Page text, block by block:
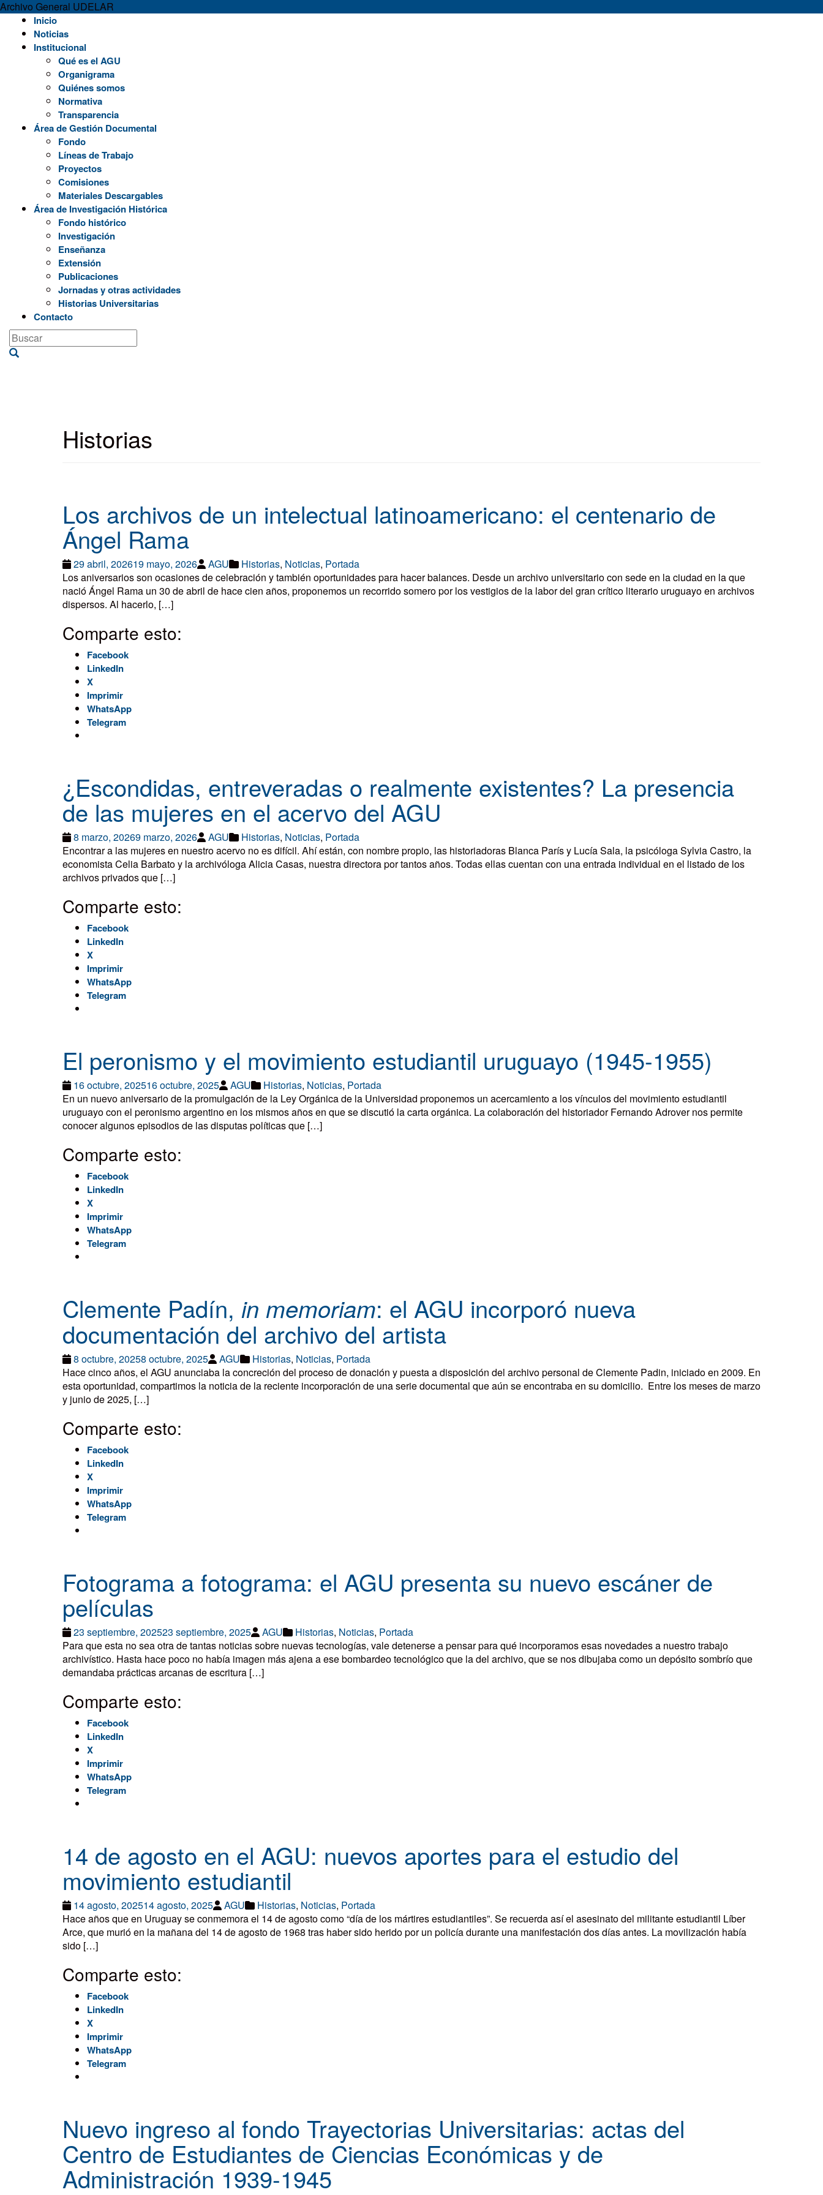
Archivo General UDELAR
content
Inicio
Noticias
Institucional
Qué es el AGU
Organigrama
Quiénes somos
Normativa
Transparencia
Área de Gestión Documental
Fondo
Líneas de Trabajo
Proyectos
Comisiones
Materiales Descargables
Área de Investigación Histórica
Fondo histórico
Investigación
Enseñanza
Extensión
Publicaciones
Jornadas y otras actividades
Historias Universitarias
Contacto
Historias
Los archivos de un intelectual latinoamericano: el centenario de
Ángel Rama
29 abril, 202619 mayo, 2026 AGU Historias, Noticias, Portada
Los aniversarios son ocasiones de celebración y también oportunidades para hacer balances. Desde un archivo universitario con sede en la ciudad en la que
nació Ángel Rama un 30 de abril de hace cien años, proponemos un recorrido somero por los vestigios de la labor del gran crítico literario uruguayo en archivos
dispersos. Al hacerlo, […]
Comparte esto:
Facebook
LinkedIn
X
Imprimir
WhatsApp
Telegram
¿Escondidas, entreveradas o realmente existentes? La presencia
de las mujeres en el acervo del AGU
8 marzo, 20269 marzo, 2026 AGU Historias, Noticias, Portada
Encontrar a las mujeres en nuestro acervo no es difícil. Ahí están, con nombre propio, las historiadoras Blanca París y Lucía Sala, la psicóloga Sylvia Castro, la
economista Celia Barbato y la archivóloga Alicia Casas, nuestra directora por tantos años. Todas ellas cuentan con una entrada individual en el listado de los
archivos privados que […]
Comparte esto:
Facebook
LinkedIn
X
Imprimir
WhatsApp
Telegram
El peronismo y el movimiento estudiantil uruguayo (1945-1955)
16 octubre, 202516 octubre, 2025 AGU Historias, Noticias, Portada
En un nuevo aniversario de la promulgación de la Ley Orgánica de la Universidad proponemos un acercamiento a los vínculos del movimiento estudiantil
uruguayo con el peronismo argentino en los mismos años en que se discutió la carta orgánica. La colaboración del historiador Fernando Adrover nos permite
conocer algunos episodios de las disputas políticas que […]
Comparte esto:
Facebook
LinkedIn
X
Imprimir
WhatsApp
Telegram
Clemente Padín, in memoriam: el AGU incorporó nueva
documentación del archivo del artista
8 octubre, 20258 octubre, 2025 AGU Historias, Noticias, Portada
Hace cinco años, el AGU anunciaba la concreción del proceso de donación y puesta a disposición del archivo personal de Clemente Padin, iniciado en 2009. En
esta oportunidad, compartimos la noticia de la reciente incorporación de una serie documental que aún se encontraba en su domicilio. Entre los meses de marzo
y junio de 2025, […]
Comparte esto:
Facebook
LinkedIn
X
Imprimir
WhatsApp
Telegram
Fotograma a fotograma: el AGU presenta su nuevo escáner de
películas
23 septiembre, 202523 septiembre, 2025 AGU Historias, Noticias, Portada
Para que esta no sea otra de tantas noticias sobre nuevas tecnologías, vale detenerse a pensar para qué incorporamos esas novedades a nuestro trabajo
archivístico. Hasta hace poco no había imagen más ajena a ese bombardeo tecnológico que la del archivo, que se nos dibujaba como un depósito sombrío que
demandaba prácticas arcanas de escritura […]
Comparte esto:
Facebook
LinkedIn
X
Imprimir
WhatsApp
Telegram
14 de agosto en el AGU: nuevos aportes para el estudio del
movimiento estudiantil
14 agosto, 202514 agosto, 2025 AGU Historias, Noticias, Portada
Hace años que en Uruguay se conmemora el 14 de agosto como “día de los mártires estudiantiles”. Se recuerda así el asesinato del militante estudiantil Líber
Arce, que murió en la mañana del 14 de agosto de 1968 tras haber sido herido por un policía durante una manifestación dos días antes. La movilización había
sido […]
Comparte esto:
Facebook
LinkedIn
X
Imprimir
WhatsApp
Telegram
Nuevo ingreso al fondo Trayectorias Universitarias: actas del
Centro de Estudiantes de Ciencias Económicas y de
Administración 1939-1945